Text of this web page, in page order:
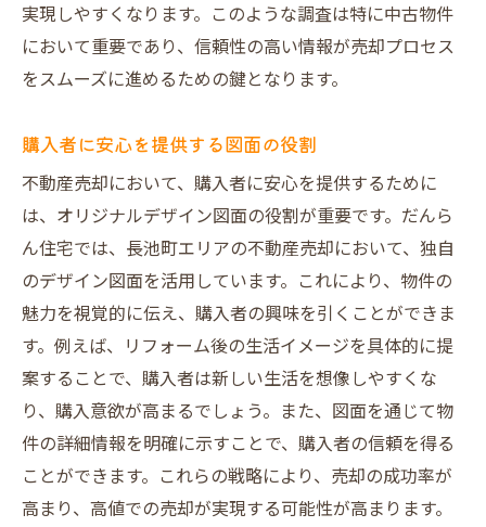
実現しやすくなります。このような調査は特に中古物件
において重要であり、信頼性の高い情報が売却プロセス
をスムーズに進めるための鍵となります。
購入者に安心を提供する図面の役割
不動産売却において、購入者に安心を提供するために
は、オリジナルデザイン図面の役割が重要です。だんら
ん住宅では、長池町エリアの不動産売却において、独自
のデザイン図面を活用しています。これにより、物件の
魅力を視覚的に伝え、購入者の興味を引くことができま
す。例えば、リフォーム後の生活イメージを具体的に提
案することで、購入者は新しい生活を想像しやすくな
り、購入意欲が高まるでしょう。また、図面を通じて物
件の詳細情報を明確に示すことで、購入者の信頼を得る
ことができます。これらの戦略により、売却の成功率が
高まり、高値での売却が実現する可能性が高まります。